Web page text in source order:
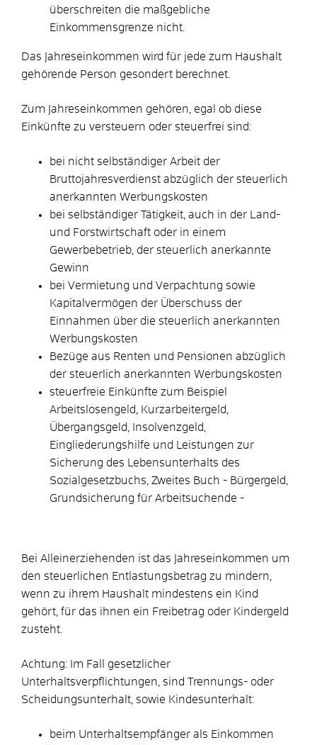
überschreiten die maßgebliche
Einkommensgrenze nicht.
Das Jahreseinkommen wird für jede zum Haushalt
gehörende Person gesondert berechnet.
Zum Jahreseinkommen gehören, egal ob diese
Einkünfte zu versteuern oder steuerfrei sind:
bei nicht selbständiger Arbeit der
Bruttojahresverdienst abzüglich der steuerlich
anerkannten Werbungskosten
bei selbständiger Tätigkeit, auch in der Land-
und Forstwirtschaft oder in einem
Gewerbebetrieb, der steuerlich anerkannte
Gewinn
bei Vermietung und Verpachtung sowie
Kapitalvermögen der Überschuss der
Einnahmen über die steuerlich anerkannten
Werbungskosten
Bezüge aus Renten und Pensionen abzüglich
der steuerlich anerkannten Werbungskosten
steuerfreie Einkünfte zum Beispiel
Arbeitslosengeld, Kurzarbeitergeld,
Übergangsgeld, Insolvenzgeld,
Eingliederungshilfe und Leistungen zur
Sicherung des Lebensunterhalts des
Sozialgesetzbuchs, Zweites Buch - Bürgergeld,
Grundsicherung für Arbeitsuchende -
Bei Alleinerziehenden ist das Jahreseinkommen um
den steuerlichen Entlastungsbetrag zu mindern,
wenn zu ihrem Haushalt mindestens ein Kind
gehört, für das ihnen ein Freibetrag oder Kindergeld
zusteht.
Achtung: Im Fall gesetzlicher
Unterhaltsverpflichtungen, sind Trennungs- oder
Scheidungsunterhalt, sowie Kindesunterhalt:
beim Unterhaltsempfänger als Einkommen